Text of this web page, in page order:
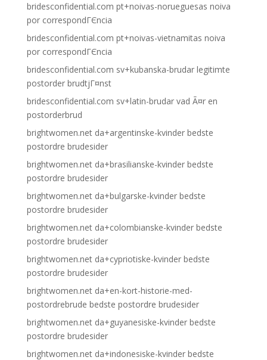
bridesconfidential.com pt+noivas-norueguesas noiva
por correspondГЄncia
bridesconfidential.com pt+noivas-vietnamitas noiva
por correspondГЄncia
bridesconfidential.com sv+kubanska-brudar legitimte
postorder brudtjГ¤nst
bridesconfidential.com sv+latin-brudar vad Ã¤r en
postorderbrud
brightwomen.net da+argentinske-kvinder bedste
postordre brudesider
brightwomen.net da+brasilianske-kvinder bedste
postordre brudesider
brightwomen.net da+bulgarske-kvinder bedste
postordre brudesider
brightwomen.net da+colombianske-kvinder bedste
postordre brudesider
brightwomen.net da+cypriotiske-kvinder bedste
postordre brudesider
brightwomen.net da+en-kort-historie-med-
postordrebrude bedste postordre brudesider
brightwomen.net da+guyanesiske-kvinder bedste
postordre brudesider
brightwomen.net da+indonesiske-kvinder bedste